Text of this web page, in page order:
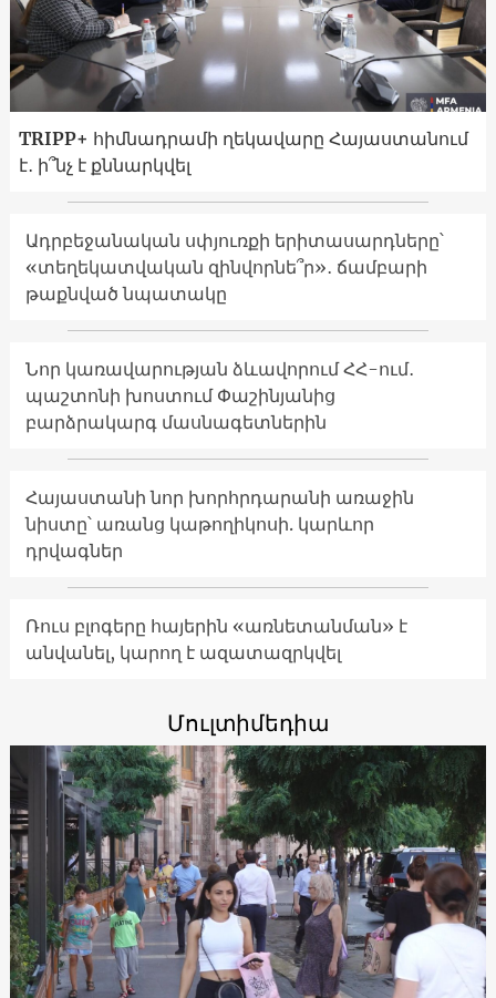
TRIPP+ հիմնադրամի ղեկավարը Հայաստանում
է․ ի՞նչ է քննարկվել
Ադրբեջանական սփյուռքի երիտասարդները՝
«տեղեկատվական զինվորնե՞ր»․ ճամբարի
թաքնված նպատակը
Նոր կառավարության ձևավորում ՀՀ-ում․
պաշտոնի խոստում Փաշինյանից
բարձրակարգ մասնագետներին
Հայաստանի նոր խորհրդարանի առաջին
նիստը՝ առանց կաթողիկոսի. կարևոր
դրվագներ
Ռուս բլոգերը հայերին «առնետանման» է
անվանել, կարող է ազատազրկվել
Մուլտիմեդիա